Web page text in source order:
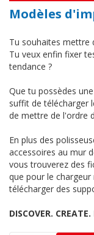
Modèles
Tu souhaites mettre
Tu veux enfin fixer
tendance ?
Que tu possèdes une
suffit de télécharger
de mettre de l'ordre
En plus des
accessoires au mur
vous trouverez des
que pour le chargeur
télécharger des
DISCOVER. CREATE.